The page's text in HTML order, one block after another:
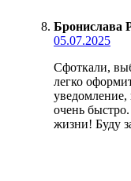
Бронислава
05.07.2025
Сфоткали,
легко
уведомление,
очень
жизни! Буду